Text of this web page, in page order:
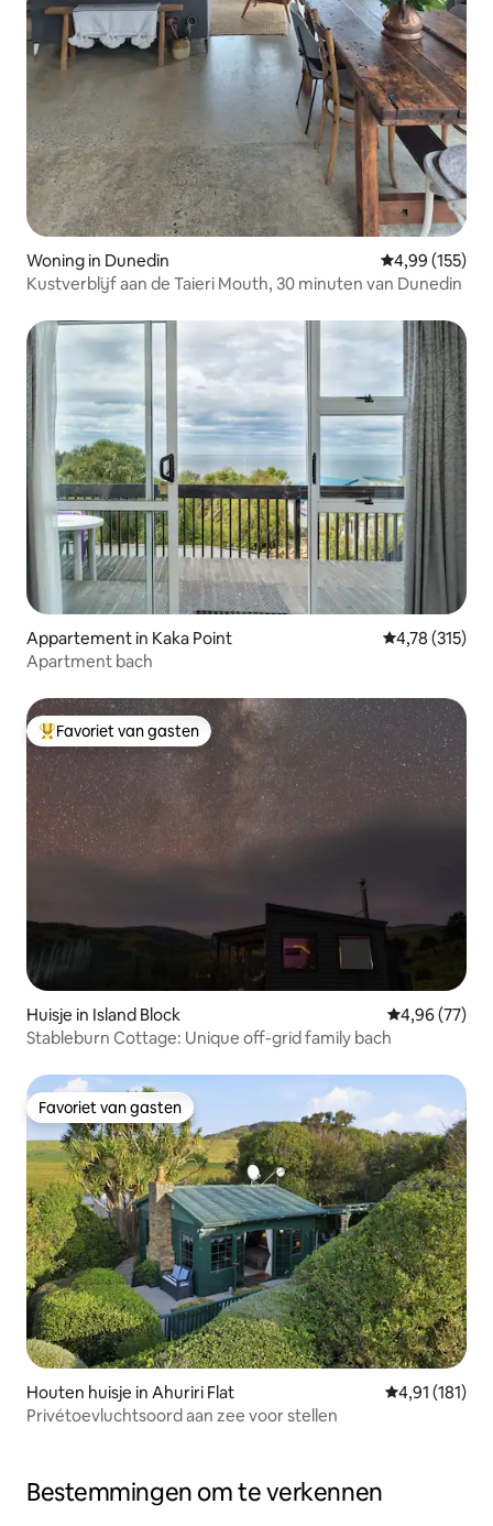
Woning in Dunedin Gemiddelde
4,99 (155)
Kustverblijf aan de Taieri Mouth, 30 minuten van Dunedin
Appartement in Kaka Point Gemiddelde
4,78 (315)
Apartment bach
Topfavoriet van gasten
Favoriet van gasten
Huisje in Island Block Gemiddelde
4,96 (77)
Stableburn Cottage: Unique off-grid family bach
Favoriet van gasten
Favoriet van gasten
Houten huisje in Ahuriri Flat Gemiddelde
4,91 (181)
Privétoevluchtsoord aan zee voor stellen
Bestemmingen om te verkennen